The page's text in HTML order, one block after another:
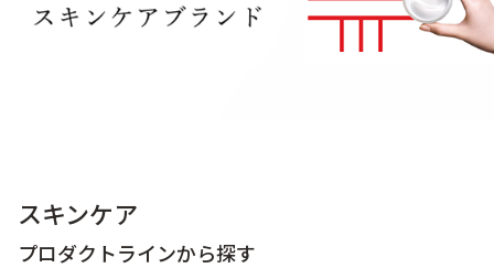
スキンケア
プロダクトラインから探す